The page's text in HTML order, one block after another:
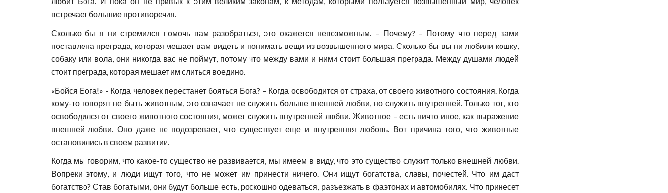
встречает большие противоречия.
Сколько бы я ни стремился помочь вам разобраться, это окажется невозможным. – Почему? – Потому что перед вами
поставлена преграда, которая мешает вам видеть и понимать вещи из возвышенного мира. Сколько бы вы ни любили кошку,
собаку или вола, они никогда вас не поймут, потому что между вами и ними стоит большая преграда. Между душами людей
стоит преграда, которая мешает им слиться воедино.
«Бойся Бога!» - Когда человек перестанет бояться Бога? – Когда освободится от страха, от своего животного состояния. Когда
кому-то говорят не быть животным, это означает не служить больше внешней любви, но служить внутренней. Только тот, кто
освободился от своего животного состояния, может служить внутренней любви. Животное – есть ничто иное, как выражение
внешней любви. Оно даже не подозревает, что существует еще и внутренняя любовь. Вот причина того, что животные
остановились в своем развитии.
Когда мы говорим, что какое-то существо не развивается, мы имеем в виду, что это существо служит только внешней любви.
Вопреки этому, и люди ищут того, что не может им принести ничего. Они ищут богатства, славы, почестей. Что им даст
богатство? Став богатыми, они будут больше есть, роскошно одеваться, разъезжать в фаэтонах и автомобилях. Что принесет